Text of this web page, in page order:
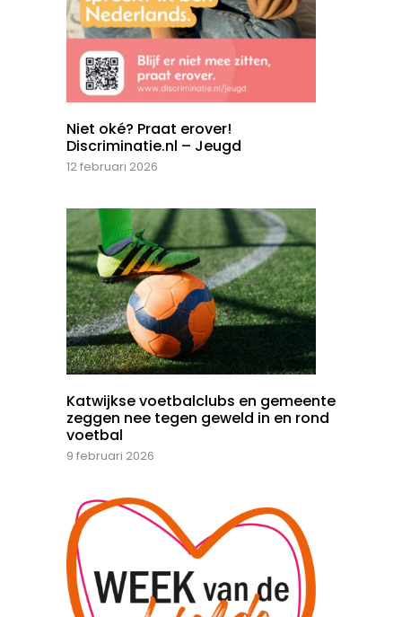
Niet oké? Praat erover!
Discriminatie.nl – Jeugd
12 februari 2026
Katwijkse voetbalclubs en gemeente
zeggen nee tegen geweld in en rond
voetbal
9 februari 2026